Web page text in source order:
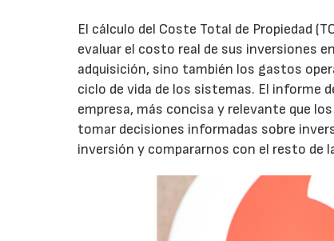
El cálculo del Coste Total de Propiedad
evaluar el costo real de sus inversiones
adquisición, sino también los gastos
ciclo de vida de los sistemas. El informe
empresa, más concisa y relevante que
tomar decisiones informadas sobre
inversión y compararnos con el resto de